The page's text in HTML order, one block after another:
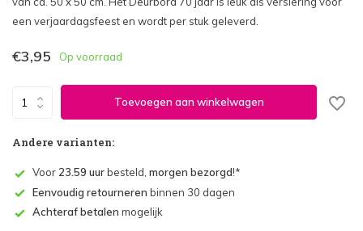
een verjaardagsfeest en wordt per stuk geleverd.
€3,95 Op voorraad
Toevoegen aan winkelwagen
Andere varianten:
Voor 23.59 uurbesteld, morgen bezorgd!*
Eenvoudig retourneren binnen 30 dagen
Achteraf betalen mogelijk